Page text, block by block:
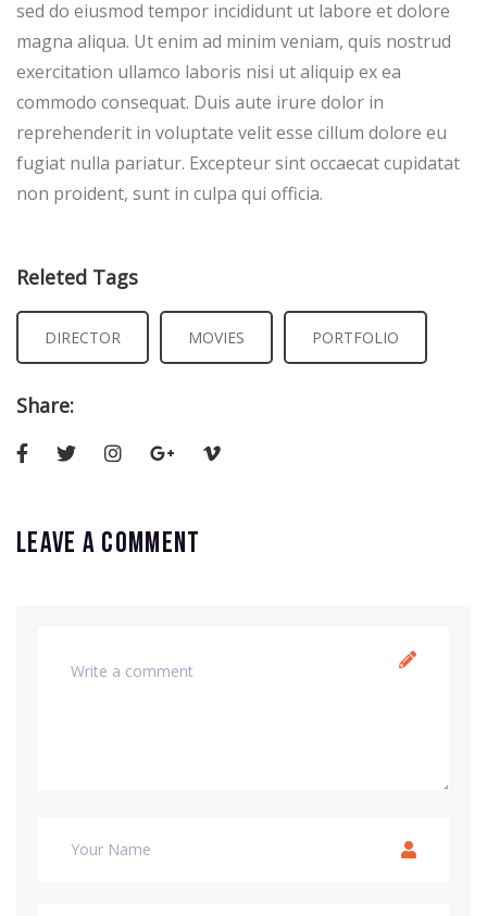
sed do eiusmod tempor incididunt ut labore et dolore
magna aliqua. Ut enim ad minim veniam, quis nostrud
exercitation ullamco laboris nisi ut aliquip ex ea
commodo consequat. Duis aute irure dolor in
reprehenderit in voluptate velit esse cillum dolore eu
fugiat nulla pariatur. Excepteur sint occaecat cupidatat
non proident, sunt in culpa qui officia.
Releted Tags
DIRECTOR MOVIES PORTFOLIO
Share:
Leave a comment